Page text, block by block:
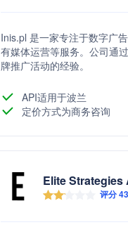
Inis.pl 是一家专注于数字广
有媒体运营等服务。公司通
牌推广活动的经验。
API适用于波兰
定价方式为商务咨询
Elite Strategies
评分